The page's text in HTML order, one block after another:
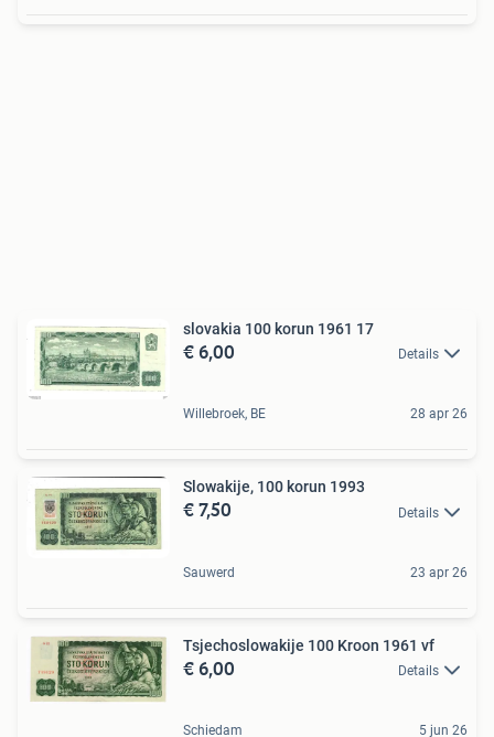
slovakia 100 korun 1961 17
€ 6,00 Details
Willebroek, BE 28 apr 26
Slowakije, 100 korun 1993
€ 7,50 Details
Sauwerd 23 apr 26
Tsjechoslowakije 100 Kroon 1961 vf
€ 6,00 Details
Schiedam 5 jun 26